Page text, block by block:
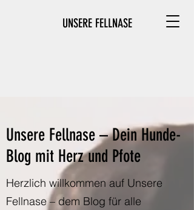
UNSERE FELLNASE
Unsere Fellnase – Dein Hunde-
Blog mit Herz und Pfote
Herzlich willkommen auf Unsere
Fellnase – dem Blog für alle